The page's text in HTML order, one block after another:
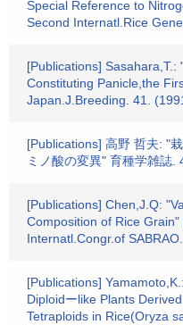
Special Reference to
Second Internatl.Rice
[Publications]
Constituting Panicle,the
Japan.J.Breeding. 41.
[Publications] 高野 哲夫: "
ミノ酸の変異" 育種学雑誌.
[Publications] Chen,J.Q:
Composition of Rice
Internatl.Congr.of
[Publications]
Diploidーlike Plants
Tetraploids in Rice(Oryza